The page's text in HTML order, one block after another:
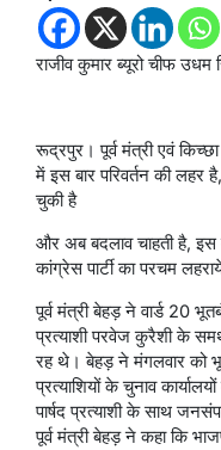
राजीव कुमार ब्यूरो चीफ उधम
रूद्रपुर। पूर्व मंत्री एवं
में इस बार परिवर्तन की
चुकी है
और अब बदलाव चाहती है, इस
कांग्रेस पार्टी का परचम
पूर्व मंत्री बेहड़ ने वार्ड 20
प्रत्याशी परवेज कुरैशी के
रह थे। बेहड़ ने मंगलवार को
प्रत्याशियों के चुनाव
पार्षद प्रत्याशी के साथ
पूर्व मंत्री बेहड़ ने कहा कि